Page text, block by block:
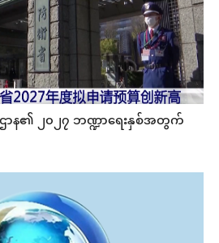
ာန၏ ၂၀၂၇ ဘဏ္ဍာရေးနှစ်အတွက်